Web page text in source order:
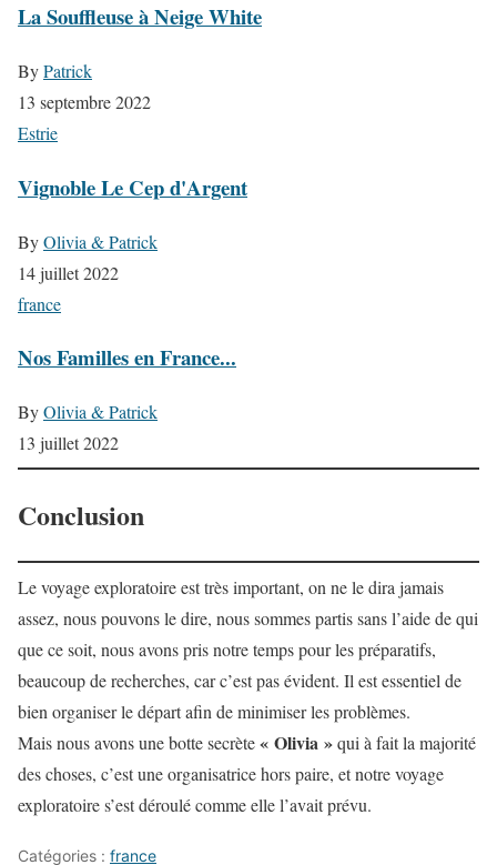
La Souffleuse à Neige White
ByPatrick
13 septembre 2022
Estrie
Vignoble Le Cep d'Argent
ByOlivia & Patrick
14 juillet 2022
france
Nos Familles en France...
ByOlivia & Patrick
13 juillet 2022
Conclusion
Le voyage exploratoire est très important, on ne le dira jamais
assez, nous pouvons le dire, nous sommes partis sans l’aide de qui
que ce soit, nous avons pris notre temps pour les préparatifs,
beaucoup de recherches, car c’est pas évident. Il est essentiel de
bien organiser le départ afin de minimiser les problèmes.
Mais nous avons une botte secrète« Olivia »qui à fait la majorité
des choses, c’est une organisatrice hors paire, et notre voyage
exploratoire s’est déroulé comme elle l’avait prévu.
Catégories : france